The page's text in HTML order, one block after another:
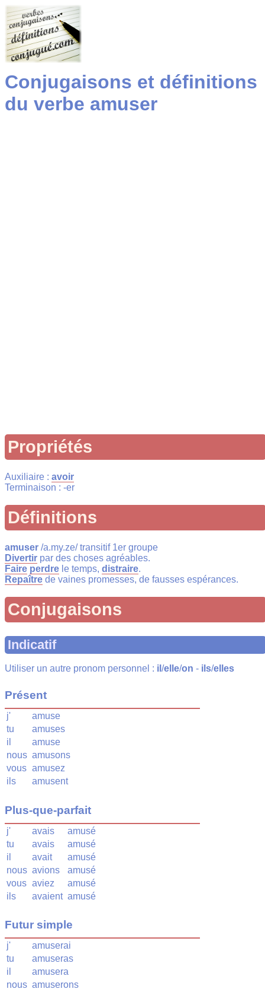
Conjugaisons et définitions
du verbe amuser
Propriétés
Auxiliaire : avoir
Terminaison : -er
Définitions
amuser /a.my.ze/ transitif 1er groupe
Divertir par des choses agréables.
Faire perdre le temps, distraire.
Repaître de vaines promesses, de fausses espérances.
Conjugaisons
Indicatif
Utiliser un autre pronom personnel : il /elle/on - ils/elles
Présent
j'
amuse
tu
amuses
il
amuse
nous amusons
vous amusez
ils
amusent
Plus-que-parfait
j' avais
amusé
tu
avais
amusé
il
avait
amusé
nous avions
amusé
vous aviez
amusé
ils
avaient amusé
Futur simple
j'
amuserai
tu
amuseras
il
amusera
nous amuserons